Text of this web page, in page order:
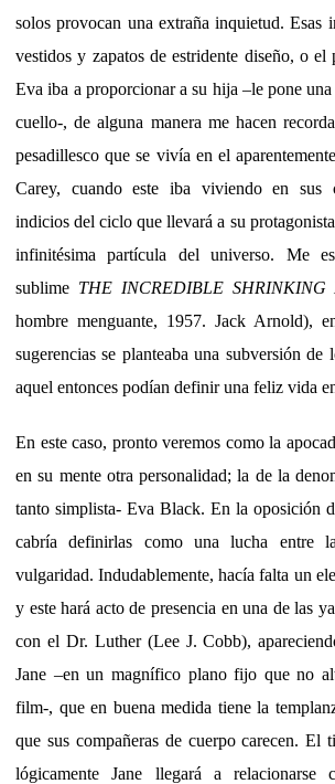
solos provocan una extraña inquietud. Esas
vestidos y zapatos de estridente diseño, o el
Eva iba a proporcionar a su hija –le pone
cuello-, de alguna manera me hacen
pesadillesco que se vivía en el
Carey, cuando este iba viviendo en sus
indicios del ciclo que llevará a su
infinitésima partícula del universo. Me
sublime THE INCREDIBLE SHRINKING
hombre menguante, 1957. Jack Arnold),
sugerencias se planteaba una subversión de
aquel entonces podían definir una feliz vida
En este caso, pronto veremos como la
en su mente otra personalidad; la de la
tanto simplista- Eva Black. En la oposición
cabría definirlas como una lucha entre
vulgaridad. Indudablemente, hacía falta un
y este hará acto de presencia en una de las
con el Dr. Luther (Lee J. Cobb),
Jane –en un magnífico plano fijo que no
film-, que en buena medida tiene la
que sus compañeras de cuerpo carecen. El
lógicamente Jane llegará a